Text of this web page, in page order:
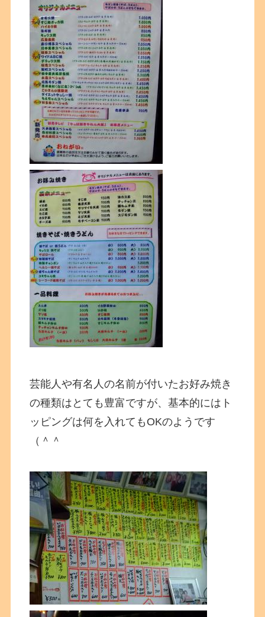
芸能人や有名人の名前が付いたお好み焼き
の種類はとても豊富ですが、基本的にはト
ッピングは何を入れてもOKのようです
（＾＾